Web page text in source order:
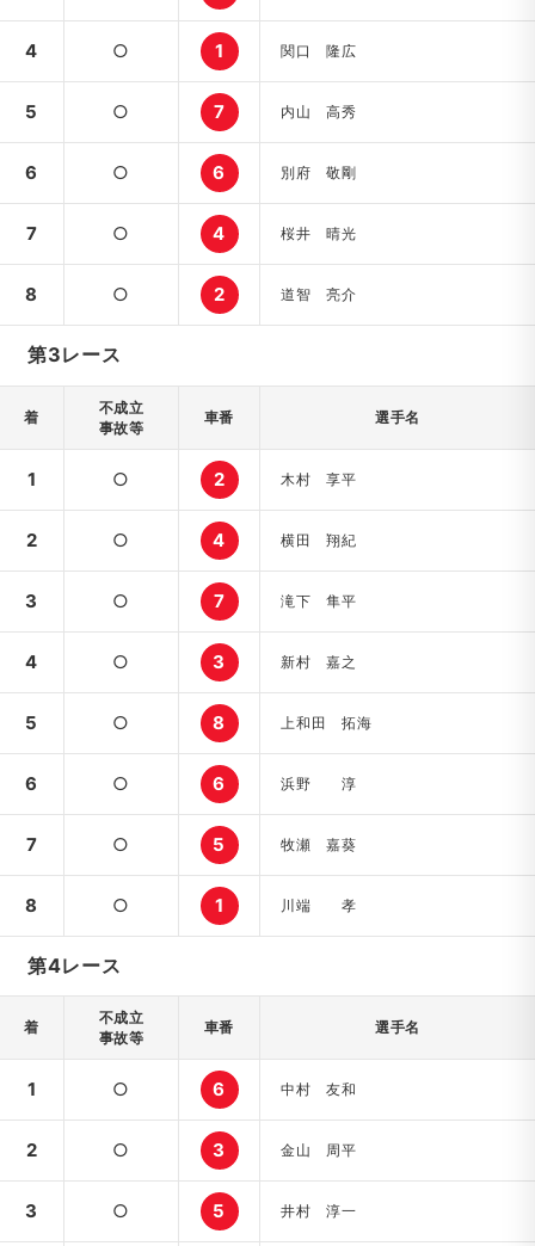
4 ○ 1 関口 隆広
5 ○ 7 内山 高秀
6 ○ 6 別府 敬剛
7 ○ 4 桜井 晴光
8 ○ 2 道智 亮介
第3レース
着
不成立
事故等
車番 選手名
1 ○ 2 木村 享平
2 ○ 4 横田 翔紀
3 ○ 7 滝下 隼平
4 ○ 3 新村 嘉之
5 ○ 8 上和田 拓海
6 ○ 6 浜野 淳
7 ○ 5 牧瀬 嘉葵
8 ○ 1 川端 孝
第4レース
着
不成立
事故等
車番 選手名
1 ○ 6 中村 友和
2 ○ 3 金山 周平
3 ○ 5 井村 淳一